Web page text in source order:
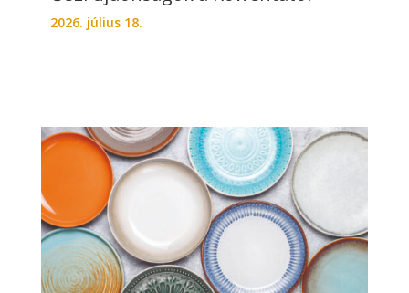
2026. július 18.